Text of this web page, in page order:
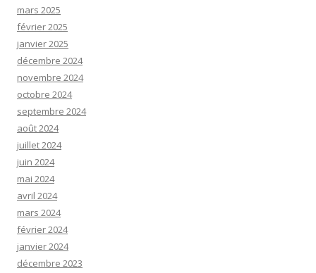
mars 2025
février 2025
janvier 2025
décembre 2024
novembre 2024
octobre 2024
septembre 2024
août 2024
juillet 2024
juin 2024
mai 2024
avril 2024
mars 2024
février 2024
janvier 2024
décembre 2023